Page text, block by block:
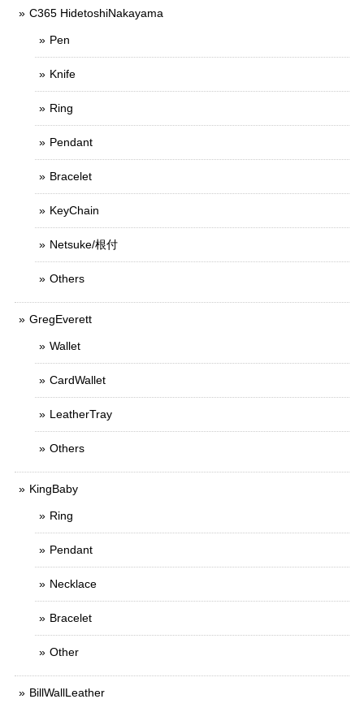
C365 HidetoshiNakayama
Pen
Knife
Ring
Pendant
Bracelet
KeyChain
Netsuke/根付
Others
GregEverett
Wallet
CardWallet
LeatherTray
Others
KingBaby
Ring
Pendant
Necklace
Bracelet
Other
BillWallLeather